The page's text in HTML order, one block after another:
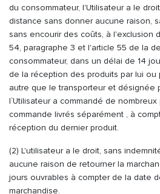
du consommateur, l'Utilisateur a le
distance sans donner aucune raison,
sans encourir des coûts, à l'exclusion
54, paragraphe 3 et l'article 55 de la
consommateur, dans un délai de 14
de la réception des produits par lui
autre que le transporteur et désignée
l`Utilisateur a commandé de
commande livrés séparément , à
réception du dernier produit.
(2) L'utilisateur a le droit, sans
aucune raison de retourner la
jours ouvrables à compter de la date
marchandise.